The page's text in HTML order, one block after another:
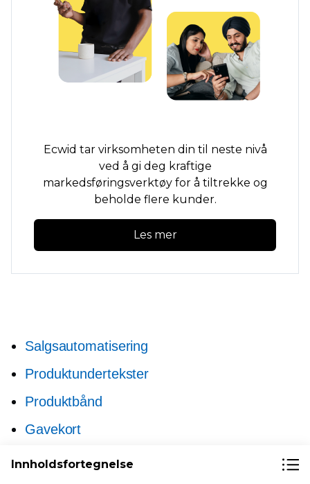
Ecwid tar virksomheten din til neste nivå
ved å gi deg kraftige
markedsføringsverktøy for å tiltrekke og
beholde flere kunder.
Les mer
Salgsautomatisering
Produktundertekster
Produktbånd
Gavekort
Nye rene nettadresser
Innholdsfortegnelse